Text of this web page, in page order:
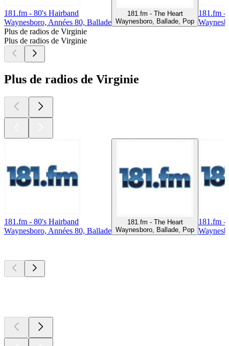
181.fm - 80's Hairband
Waynesboro, Années 80, Ballade
181.fm - The Heart
Waynesboro, Ballade, Pop
181.fm -
Plus de radios de Virginie
Plus de radios de Virginie
Plus de radios de Virginie
181.fm - 80's Hairband
Waynesboro, Années 80, Ballade
181.fm - The Heart
Waynesboro, Ballade, Pop
181.fm -